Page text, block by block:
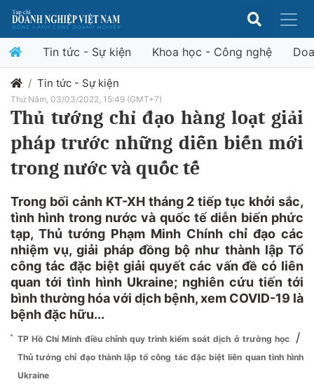
Tin tức - Sự kiện Khoa học - Công nghệ
Tin tức - Sự kiện
Thứ Năm, 03/03/2022, 15:49 (GMT+7)
Thủ tướng chỉ đạo hàng loạt giải
pháp trước những diễn biến mới
trong nước và quốc tế
Trong bối cảnh KT-XH tháng 2 tiếp tục khởi sắc,
tình hình trong nước và quốc tế diễn biến phức
tạp, Thủ tướng Phạm Minh Chính chỉ đạo các
nhiệm vụ, giải pháp đồng bộ như thành lập Tổ
công tác đặc biệt giải quyết các vấn đề có liên
quan tới tình hình Ukraine; nghiên cứu tiến tới
bình thường hóa với dịch bệnh, xem COVID-19 là
bệnh đặc hữu...
TP Hồ Chí Minh điều chỉnh quy trình kiểm soát dịch ở trường học /
Thủ tướng chỉ đạo thành lập tổ công tác đặc biệt liên quan tình hình
Ukraine